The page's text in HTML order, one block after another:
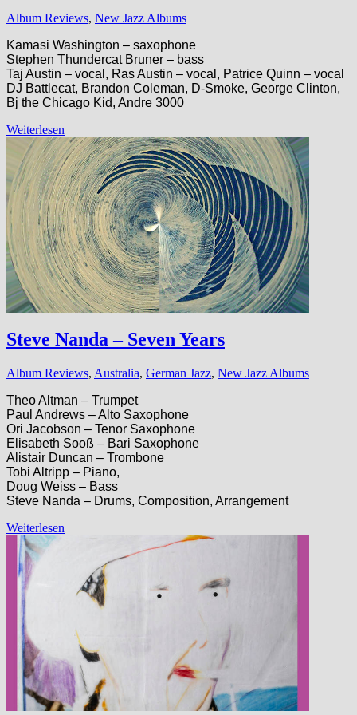
Album Reviews, New Jazz Albums
Kamasi Washington – saxophone
Stephen Thundercat Bruner – bass
Taj Austin – vocal, Ras Austin – vocal, Patrice Quinn – vocal
DJ Battlecat, Brandon Coleman, D-Smoke, George Clinton,
Bj the Chicago Kid, Andre 3000
Weiterlesen
Steve Nanda – Seven Years
Album Reviews, Australia, German Jazz, New Jazz Albums
Theo Altman – Trumpet
Paul Andrews – Alto Saxophone
Ori Jacobson – Tenor Saxophone
Elisabeth Sooß – Bari Saxophone
Alistair Duncan – Trombone
Tobi Altripp – Piano,
Doug Weiss – Bass
Steve Nanda – Drums, Composition, Arrangement
Weiterlesen